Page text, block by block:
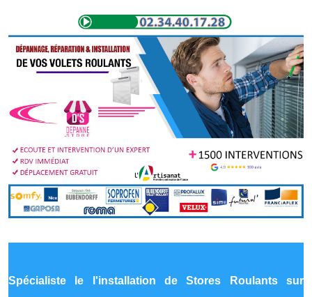
Spécialiste le l'installation de Stores Roulants sur